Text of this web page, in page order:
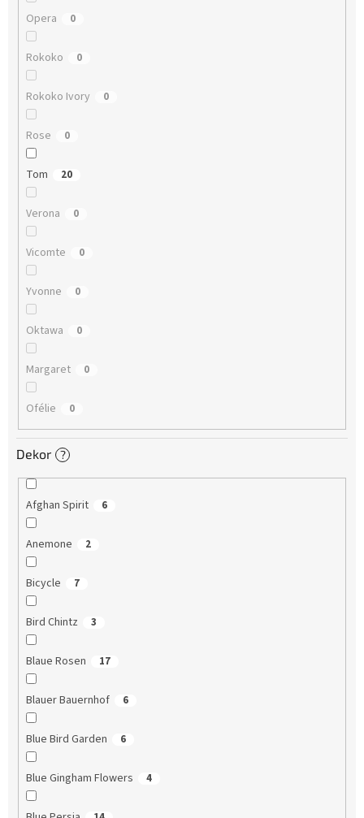
Opera 0
Rokoko 0
Rokoko Ivory 0
Rose 0
Tom 20
Verona 0
Vicomte 0
Yvonne 0
Oktawa 0
Margaret 0
Ofélie 0
Dekor ?
Afghan Spirit 6
Anemone 2
Bicycle 7
Bird Chintz 3
Blaue Rosen 17
Blauer Bauernhof 6
Blue Bird Garden 6
Blue Gingham Flowers 4